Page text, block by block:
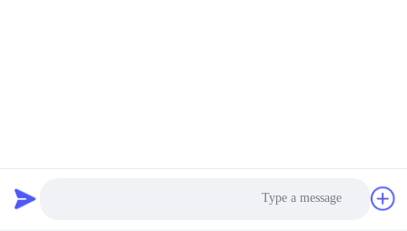
والنشر © 2022-2026 Changsha Tongchuang Mechanical Co., Ltd.
. الجميع الحقوق محفوظة.